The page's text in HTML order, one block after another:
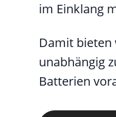
im Einklang
Damit
unabhängig
Batterien